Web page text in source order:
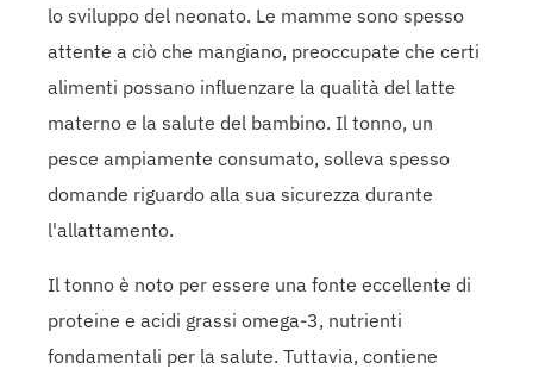
lo sviluppo del neonato. Le mamme sono spesso
attente a ciò che mangiano, preoccupate che certi
alimenti possano influenzare la qualità del latte
materno e la salute del bambino. Il tonno, un
pesce ampiamente consumato, solleva spesso
domande riguardo alla sua sicurezza durante
l'allattamento.
Il tonno è noto per essere una fonte eccellente di
proteine e acidi grassi omega-3, nutrienti
fondamentali per la salute. Tuttavia, contiene